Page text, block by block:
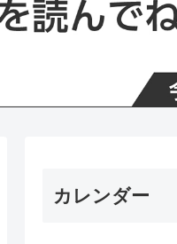
カレンダー